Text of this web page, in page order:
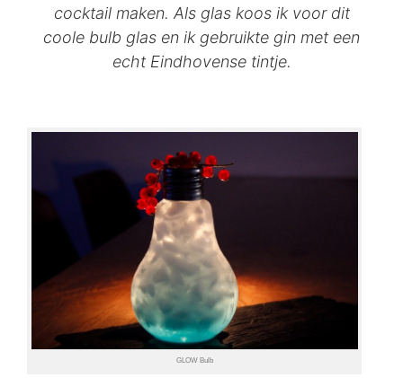
cocktail maken. Als glas koos ik voor dit
coole bulb glas en ik gebruikte gin met een
echt Eindhovense tintje.
GLOW Bulb